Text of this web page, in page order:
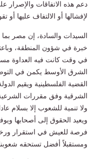
دعم هذه الاتفاقات والإصرار
لإفشالها أو الالتفاف عليها أو
السيدات والسادة، إن مصر بما
خبرة في شؤون المنطقة،
في وقت كانت فيه العداوة
الشرق الأوسط يكمن في
القضية الفلسطينية ويقيم
الشرقية وفق مقررات الشرعية
ولا تنمية للشعوب إلا بسلام
ويعيد الحقوق إلى أصحابها
فرصة للعيش في استقرار
ومستقبلاً أفضل تستحقه